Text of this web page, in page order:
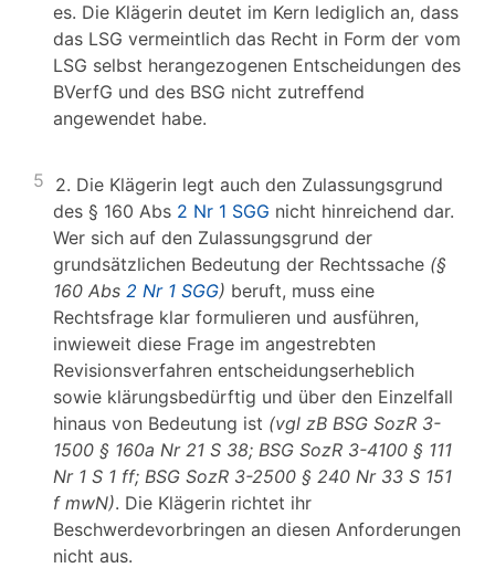
es. Die Klägerin deutet im Kern lediglich an, dass
das LSG vermeintlich das Recht in Form der vom
LSG selbst herangezogenen Entscheidungen des
BVerfG und des BSG nicht zutreffend
angewendet habe.
5 2. Die Klägerin legt auch den Zulassungsgrund
des § 160 Abs 2 Nr 1 SGG nicht hinreichend dar.
Wer sich auf den Zulassungsgrund der
grundsätzlichen Bedeutung der Rechtssache (§
160 Abs 2 Nr 1 SGG) beruft, muss eine
Rechtsfrage klar formulieren und ausführen,
inwieweit diese Frage im angestrebten
Revisionsverfahren entscheidungserheblich
sowie klärungsbedürftig und über den Einzelfall
hinaus von Bedeutung ist (vgl zB BSG SozR 3-
1500 § 160a Nr 21 S 38; BSG SozR 3-4100 § 111
Nr 1 S 1 ff; BSG SozR 3-2500 § 240 Nr 33 S 151
f mwN). Die Klägerin richtet ihr
Beschwerdevorbringen an diesen Anforderungen
nicht aus.